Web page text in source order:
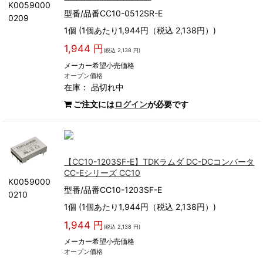
K0059000
0209
型番/品番CC10-0512SR-E
1個 (1個あたり1,944円（税込 2,138円）)
1,944 円 (税込 2,138 円)
メーカー希望小売価格
オープン価格
在庫：品切れ中
ご注文にはログインが必要です
K0059000
0210
【CC10-1203SF-E】TDKラムダ DC-DCコンバータ
CC-Eシリーズ CC10
型番/品番CC10-1203SF-E
1個 (1個あたり1,944円（税込 2,138円）)
1,944 円 (税込 2,138 円)
メーカー希望小売価格
オープン価格